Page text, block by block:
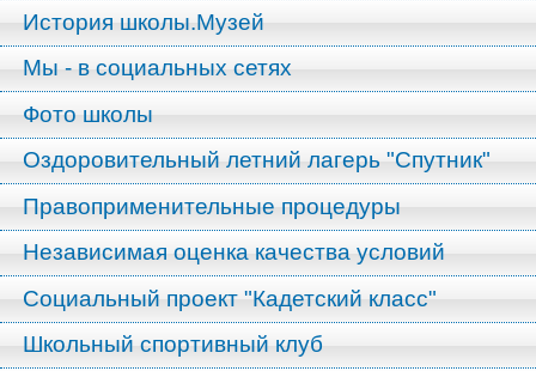
История школы.Музей
Мы - в социальных сетях
Фото школы
Оздоровительный летний лагерь "Спутник"
Правоприменительные процедуры
Независимая оценка качества условий
Социальный проект "Кадетский класс"
Школьный спортивный клуб